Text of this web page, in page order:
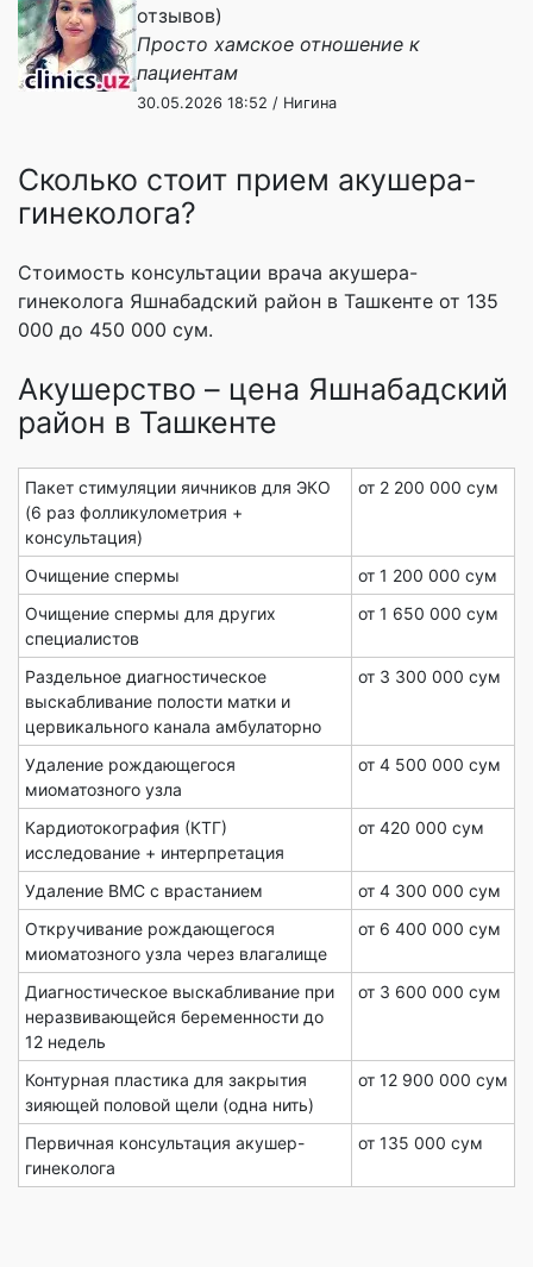
отзывов)
Просто хамское отношение к
пациентам
30.05.2026 18:52 / Нигина
Сколько стоит прием акушера-
гинеколога?
Стоимость консультации врача акушера-
гинеколога Яшнабадский район в Ташкенте от 135
000 до 450 000 сум.
Акушерство – цена Яшнабадский
район в Ташкенте
Пакет стимуляции яичников для ЭКО
(6 раз фолликулометрия +
консультация)
от 2 200 000 сум
Очищение спермы
от 1 200 000 сум
Очищение спермы для других
специалистов
от 1 650 000 сум
Раздельное диагностическое
выскабливание полости матки и
цервикального канала амбулаторно
от 3 300 000 сум
Удаление рождающегося
миоматозного узла
от 4 500 000 сум
Кардиотокография (КТГ)
исследование + интерпретация
от 420 000 сум
Удаление ВМС с врастанием
от 4 300 000 сум
Откручивание рождающегося
миоматозного узла через влагалище
от 6 400 000 сум
Диагностическое выскабливание при
неразвивающейся беременности до
12 недель
от 3 600 000 сум
Контурная пластика для закрытия
зияющей половой щели (одна нить)
от 12 900 000 сум
Первичная консультация акушер-
гинеколога
от 135 000 сум